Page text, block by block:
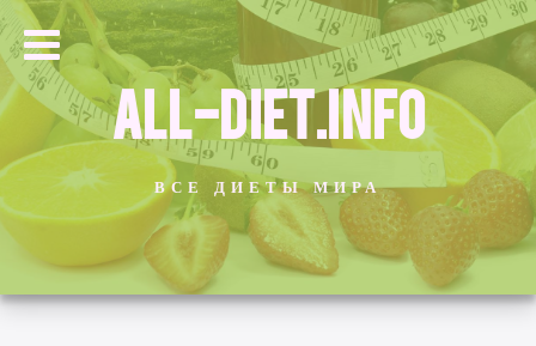
ALL-DIET.INFO
ВСЕ ДИЕТЫ МИРА